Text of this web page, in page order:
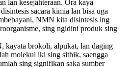
lan kesejahteraan. Ora kaya
sacara kimia lan bisa uga
NMN kita disintesis ing
sing ngidini produk sing
kayata brokoli, alpukat, lan daging
molekul iki sing sithik, saengga
sing signifikan saka sumber